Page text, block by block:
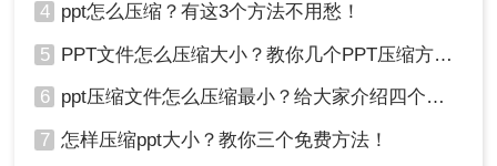
4 ppt怎么压缩？有这3个方法不用愁！
5 PPT文件怎么压缩大小？教你几个PPT压缩方法！
6 ppt压缩文件怎么压缩最小？给大家介绍四个常用方法！
7 怎样压缩ppt大小？教你三个免费方法！